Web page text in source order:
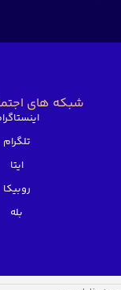
شبکه های
تلگرام
ایتا
روبیکا
بله